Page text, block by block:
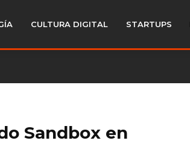
CULTURA DIGITAL STARTUPS
Sandbox en